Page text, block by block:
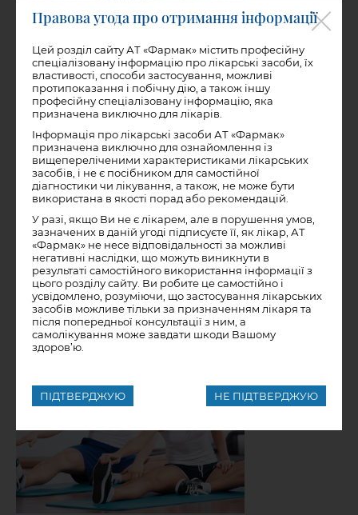
19.04.2022
Як попередити ГРИП та ГРВІ
Правова угода про отримання інформації
Цей розділ сайту АТ «Фармак» містить професійну
спеціалізовану інформацію про лікарські засоби, їх
властивості, способи застосування, можливі
протипоказання і побічну дію, а також іншу
професійну спеціалізовану інформацію, яка
призначена виключно для лікарів.
Інформація про лікарські засоби АТ «Фармак»
призначена виключно для ознайомлення із
вищепереліченими характеристиками лікарських
засобів, і не є посібником для самостійної
діагностики чи лікування, а також, не може бути
використана в якості порад або рекомендацій.
У разі, якщо Ви не є лікарем, але в порушення умов,
зазначених в даній угоді підписуєте її, як лікар, АТ
«Фармак» не несе відповідальності за можливі
негативні наслідки, що можуть виникнути в
результаті самостійного використання інформації з
цього розділу сайту. Ви робите це самостійно і
усвідомлено, розуміючи, що застосування лікарських
засобів можливе тільки за призначенням лікаря та
після попередньої консультації з ним, а
самолікування може завдати шкоди Вашому
здоров’ю.
ПІДТВЕРДЖУЮ НЕ ПІДТВЕРДЖУЮ